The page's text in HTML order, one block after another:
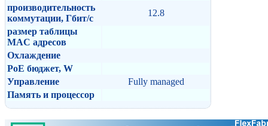
производительность
коммутации, Гбит/с
12.8
размер таблицы
MAC адресов
Охлаждение
PoE бюджет, W
Управление
Fully managed
Память и процессор